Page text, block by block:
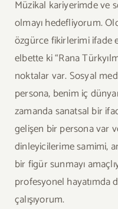
Müzikal kariyerimde ve
olmayı hedefliyorum.
özgürce fikirlerimi ifade
elbette ki “Rana
noktalar var. Sosyal
persona, benim iç
zamanda sanatsal bir
gelişen bir persona var
dinleyicilerime samimi,
bir figür sunmayı
profesyonel hayatımda
çalışıyorum.